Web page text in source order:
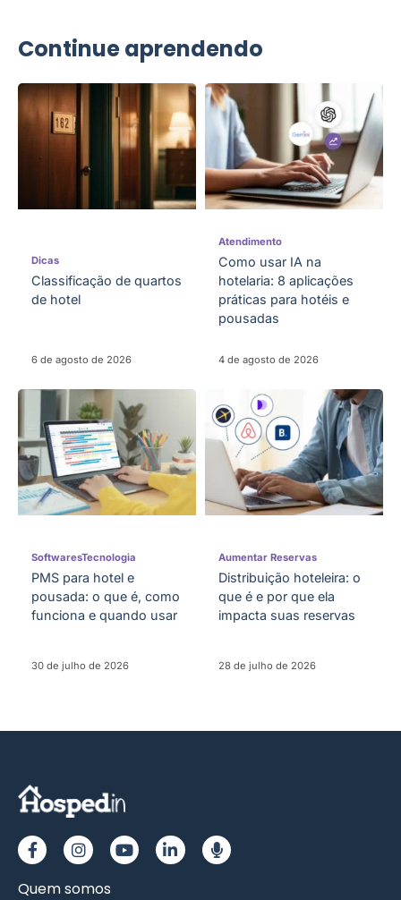
Continue aprendendo
Dicas
Classificação de quartos
de hotel
6 de agosto de 2026
Atendimento
Como usar IA na
hotelaria: 8 aplicações
práticas para hotéis e
pousadas
4 de agosto de 2026
SoftwaresTecnologia
PMS para hotel e
pousada: o que é, como
funciona e quando usar
30 de julho de 2026
Aumentar Reservas
Distribuição hoteleira: o
que é e por que ela
impacta suas reservas
28 de julho de 2026
Quem somos